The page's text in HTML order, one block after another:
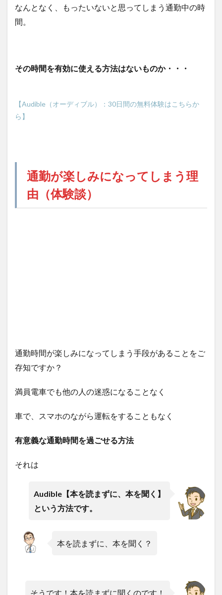
なんとなく、もったいないと思ってしまう通勤中の時
間。
その時間を有効に使える方法はないものか・・・
【Audible（オーディブル）：30日間の無料体験はこちらか
ら】
通勤が楽しみになってしまう理
由（体験談）
通勤時間が楽しみになってしまう手段があることをご
存知ですか？
満員電車でも他の人の迷惑になることなく
車で、スマホのながら運転をすることもなく
有意義な通勤時間を過ごせる方法
それは
Audible【本を読まずに、本を聞く】
という方法です。
本を読まずに、本を聞く？
そうです！本を読まずに聞くのです！